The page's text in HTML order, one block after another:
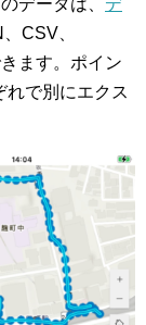
データは、 デ
CSV、
ます。ポイン
れで別にエクス